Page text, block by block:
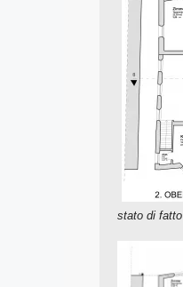
stato di fatto